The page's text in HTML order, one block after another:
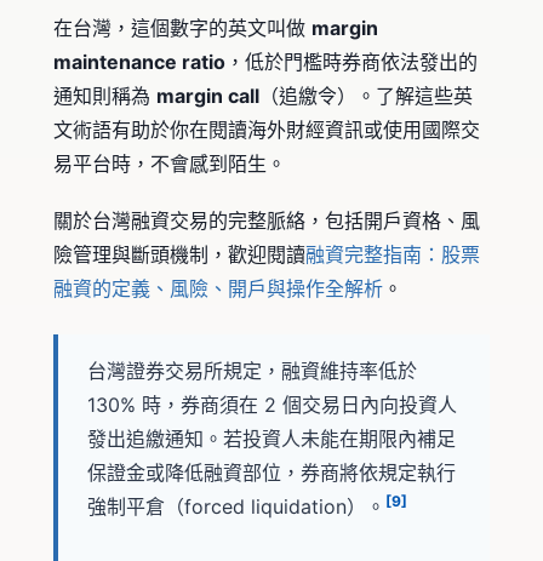
在台灣，這個數字的英文叫做 margin
maintenance ratio ，低於門檻時券商依法發出的
通知則稱為 margin call （追繳令）。了解這些英
文術語有助於你在閱讀海外財經資訊或使用國際交
易平台時，不會感到陌生。
關於台灣融資交易的完整脈絡，包括開戶資格、風
險管理與斷頭機制，歡迎閱讀融資完整指南：股票
融資的定義、風險、開戶與操作全解析 。
台灣證券交易所規定，融資維持率低於
130% 時，券商須在 2 個交易日內向投資人
發出追繳通知。若投資人未能在期限內補足
保證金或降低融資部位，券商將依規定執行
強制平倉（forced liquidation）。 [9]